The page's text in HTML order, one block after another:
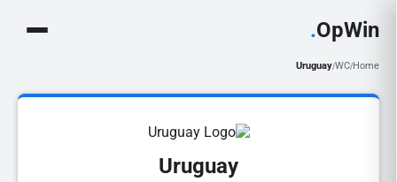
OpWin
.
Home
/
WC
/
Uruguay
Uruguay